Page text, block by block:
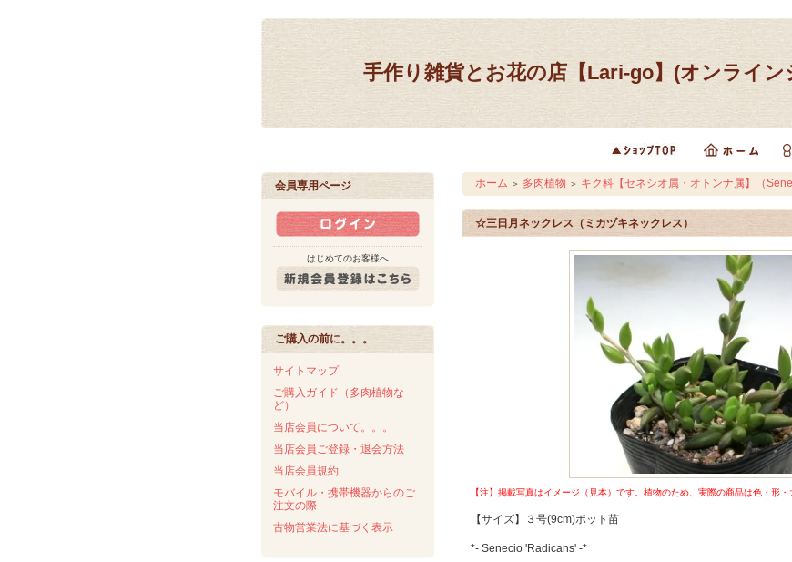
手作り雑貨とお花の店【Lari-go】(オンライン
会員専用ページ
はじめてのお客様へ
ご購入の前に。。。
サイトマップ
ご購入ガイド（多肉植物な
ど）
当店会員について。。。
当店会員ご登録・退会方法
当店会員規約
モバイル・携帯機器からのご
注文の際
古物営業法に基づく表示
ホーム ＞ 多肉植物 ＞ キク科【セネシオ属・オトンナ属】（
☆三日月ネックレス（ミカヅキネックレス）
【注】掲載写真はイメージ（見本）です。植物のため、実際の商品は色・形
【サイズ】３号(9cm)ポット苗
*- Senecio 'Radicans' -*